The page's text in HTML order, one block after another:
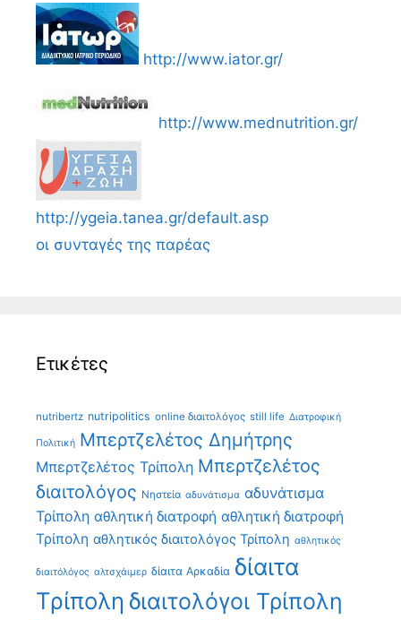
http://www.iator.gr/
http://www.mednutrition.gr/
http://ygeia.tanea.gr/default.asp
οι συνταγές της παρέας
Ετικέτες
nutribertz nutripolitics online διαιτολόγος still life Διατροφική
Πολιτική Μπερτζελέτος Δημήτρης
Μπερτζελέτος Τρίπολη Μπερτζελέτος
διαιτολόγος Νηστεία αδυνάτισμα αδυνάτισμα
Τρίπολη αθλητική διατροφή αθλητική διατροφή
Τρίπολη αθλητικός διαιτολόγος Τρίπολη αθλητικός
διαιτόλόγος αλτσχάιμερ δίαιτα Αρκαδία δίαιτα
Τρίπολη διαιτολόγοι Τρίπολη